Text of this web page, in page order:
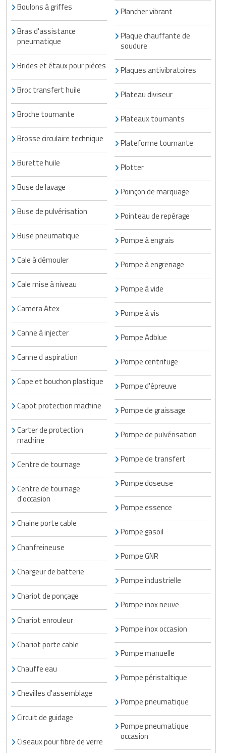
Boulons à griffes
Bras d'assistance
pneumatique
Brides et étaux pour pièces
Broc transfert huile
Broche tournante
Brosse circulaire technique
Burette huile
Buse de lavage
Buse de pulvérisation
Buse pneumatique
Cale à démouler
Cale mise à niveau
Camera Atex
Canne à injecter
Canne d aspiration
Cape et bouchon plastique
Capot protection machine
Carter de protection
machine
Centre de tournage
Centre de tournage
d'occasion
Chaine porte cable
Chanfreineuse
Chargeur de batterie
Chariot de ponçage
Chariot enrouleur
Chariot porte cable
Chauffe eau
Chevilles d'assemblage
Circuit de guidage
Ciseaux pour fibre de verre
Plancher vibrant
Plaque chauffante de
soudure
Plaques antivibratoires
Plateau diviseur
Plateaux tournants
Plateforme tournante
Plotter
Poinçon de marquage
Pointeau de repérage
Pompe à engrais
Pompe à engrenage
Pompe à vide
Pompe à vis
Pompe Adblue
Pompe centrifuge
Pompe d'épreuve
Pompe de graissage
Pompe de pulvérisation
Pompe de transfert
Pompe doseuse
Pompe essence
Pompe gasoil
Pompe GNR
Pompe industrielle
Pompe inox neuve
Pompe inox occasion
Pompe manuelle
Pompe péristaltique
Pompe pneumatique
Pompe pneumatique
occasion